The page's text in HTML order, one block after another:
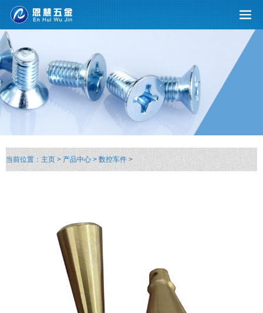
当前位置：主页 > 产品中心>数控车件>